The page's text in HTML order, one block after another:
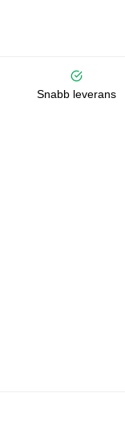
Snabb leverans